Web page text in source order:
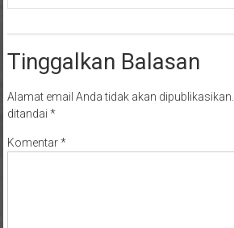
Tinggalkan Balasan
Alamat email Anda tidak akan dipublikasikan.
ditandai *
Komentar*